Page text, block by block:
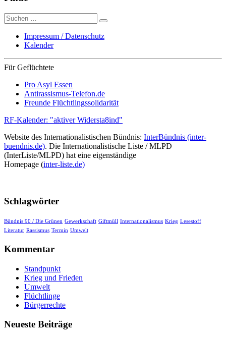
Suche
nach:
Impressum / Datenschutz
Kalender
Für Geflüchtete
Pro Asyl Essen
Antirassismus-Telefon.de
Freunde Flüchtlingssolidarität
RF-Kalender: "aktiver Widersta8ind"
Website des Internationalistischen Bündnis: InterBündnis (inter-
buendnis.de). Die Internationalistische Liste / MLPD
(InterListe/MLPD) hat eine eigenständige
Homepage (inter-liste.de)
Schlagwörter
Bündnis 90 / Die Grünen Gewerkschaft Giftmüll Internationalismus Krieg Lesestoff
Literatur Rassismus Termin Umwelt
Kommentar
Standpunkt
Krieg und Frieden
Umwelt
Flüchtlinge
Bürgerrechte
Neueste Beiträge